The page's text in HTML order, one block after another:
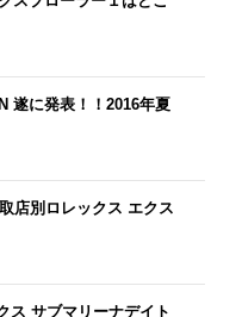
遂に発表！！2016年夏
店別ロレックス エクス
ス サブマリーナデイト